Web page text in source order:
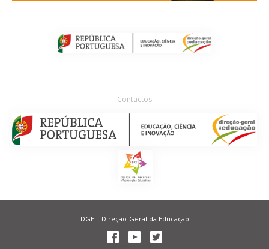
Contactos
DGE – Direção-Geral da Educação